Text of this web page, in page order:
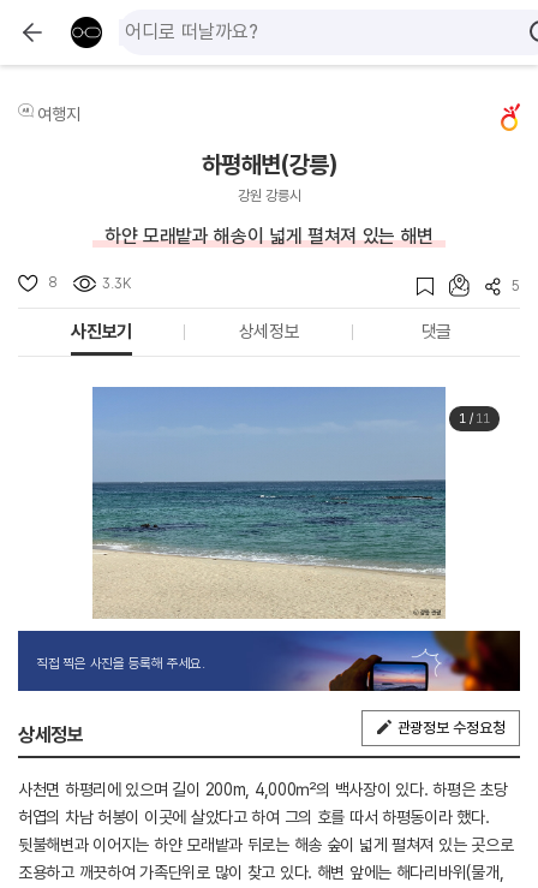
여행지
하평해변(강릉)
강원 강릉시
하얀 모래밭과 해송이 넓게 펼쳐져 있는 해변
8 3.3K 5
사진보기 상세정보 댓글
1 / 11
직접 찍은 사진을 등록해 주세요.
상세정보 관광정보 수정요청
사천면 하평리에 있으며 길이 200m, 4,000㎡의 백사장이 있다. 하평은 초당
허엽의 차남 허봉이 이곳에 살았다고 하여 그의 호를 따서 하평동이라 했다.
뒷불해변과 이어지는 하얀 모래밭과 뒤로는 해송 숲이 넓게 펼쳐져 있는 곳으로
조용하고 깨끗하여 가족단위로 많이 찾고 있다. 해변 앞에는 해다리바위(물개,